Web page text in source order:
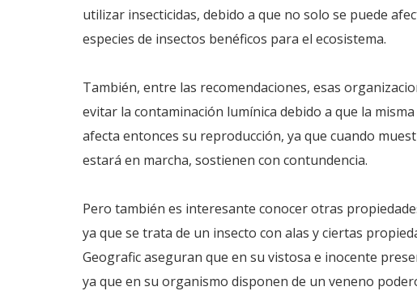
utilizar insecticidas, debido a que no solo se puede
especies de insectos benéficos para el ecosistema.
También, entre las recomendaciones, esas
evitar la contaminación lumínica debido a que la
afecta entonces su reproducción, ya que cuando
estará en marcha, sostienen con contundencia.
Pero también es interesante conocer otras
ya que se trata de un insecto con alas y ciertas
Geografic aseguran que en su vistosa e inocente
ya que en su organismo disponen de un veneno